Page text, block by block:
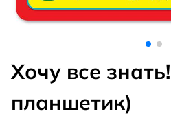
Хочу все
планшетик)